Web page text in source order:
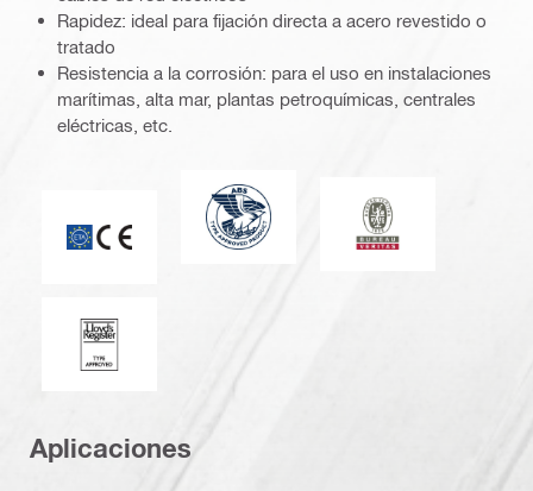
Rapidez: ideal para fijación directa a acero revestido o
tratado
Resistencia a la corrosión: para el uso en instalaciones
marítimas, alta mar, plantas petroquímicas, centrales
eléctricas, etc.
American Bureau of Shipping
Bureau Veritas
Lloyd's Register
Aplicaciones